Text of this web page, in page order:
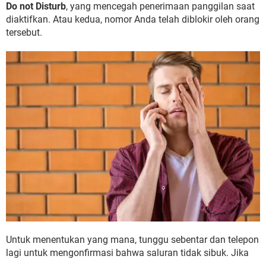
Do not Disturb, yang mencegah penerimaan panggilan saat
diaktifkan. Atau kedua, nomor Anda telah diblokir oleh orang
tersebut.
Untuk menentukan yang mana, tunggu sebentar dan telepon
lagi untuk mengonfirmasi bahwa saluran tidak sibuk. Jika